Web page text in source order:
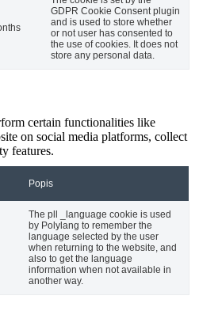
GDPR Cookie Consent plugin
and is used to store whether
or not user has consented to
the use of cookies. It does not
store any personal data.
certain functionalities like
on social media platforms, collect
features.
Popis
The pll _language cookie is used
by Polylang to remember the
language selected by the user
when returning to the website, and
also to get the language
information when not available in
another way.